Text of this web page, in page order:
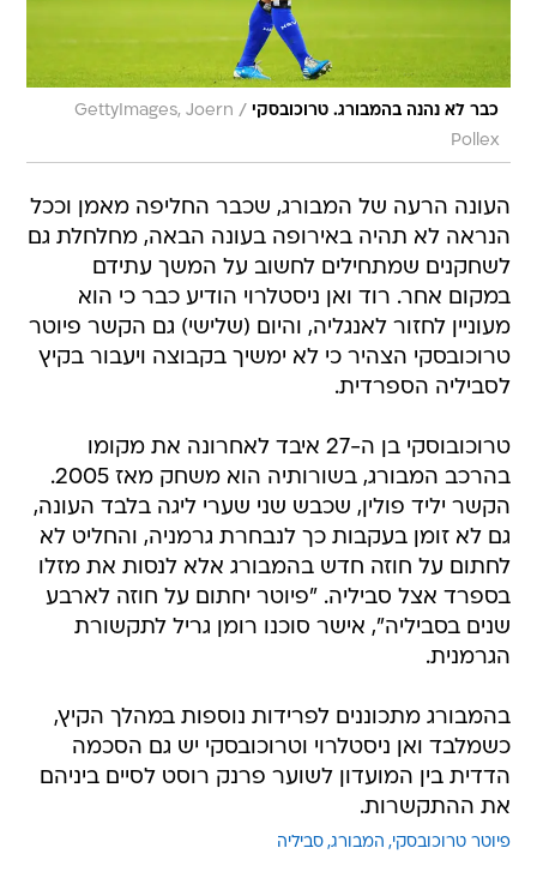
כבר לא נהנה בהמבורג. טרוכובסקי /
GettyImages, Joern
Pollex
העונה הרעה של המבורג, שכבר החליפה מאמן וככל
הנראה לא תהיה באירופה בעונה הבאה, מחלחלת גם
לשחקנים שמתחילים לחשוב על המשך עתידם
במקום אחר. רוד ואן ניסטלרוי הודיע כבר כי הוא
מעוניין לחזור לאנגליה, והיום (שלישי) גם הקשר פיוטר
טרוכובסקי הצהיר כי לא ימשיך בקבוצה ויעבור בקיץ
לסביליה הספרדית.
טרוכובוסקי בן ה-27 איבד לאחרונה את מקומו
בהרכב המבורג, בשורותיה הוא משחק מאז 2005.
הקשר יליד פולין, שכבש שני שערי ליגה בלבד העונה,
גם לא זומן בעקבות כך לנבחרת גרמניה, והחליט לא
לחתום על חוזה חדש בהמבורג אלא לנסות את מזלו
בספרד אצל סביליה. "פיוטר יחתום על חוזה לארבע
שנים בסביליה", אישר סוכנו רומן גריל לתקשורת
הגרמנית.
בהמבורג מתכוננים לפרידות נוספות במהלך הקיץ,
כשמלבד ואן ניסטלרוי וטרוכובסקי יש גם הסכמה
הדדית בין המועדון לשוער פרנק רוסט לסיים ביניהם
את ההתקשרות.
פיוטר טרוכובסקי המבורג סביליה